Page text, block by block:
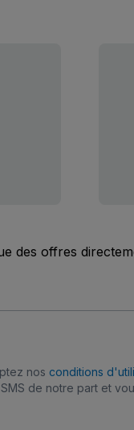
des offres
nos conditions
SMS de notre part et